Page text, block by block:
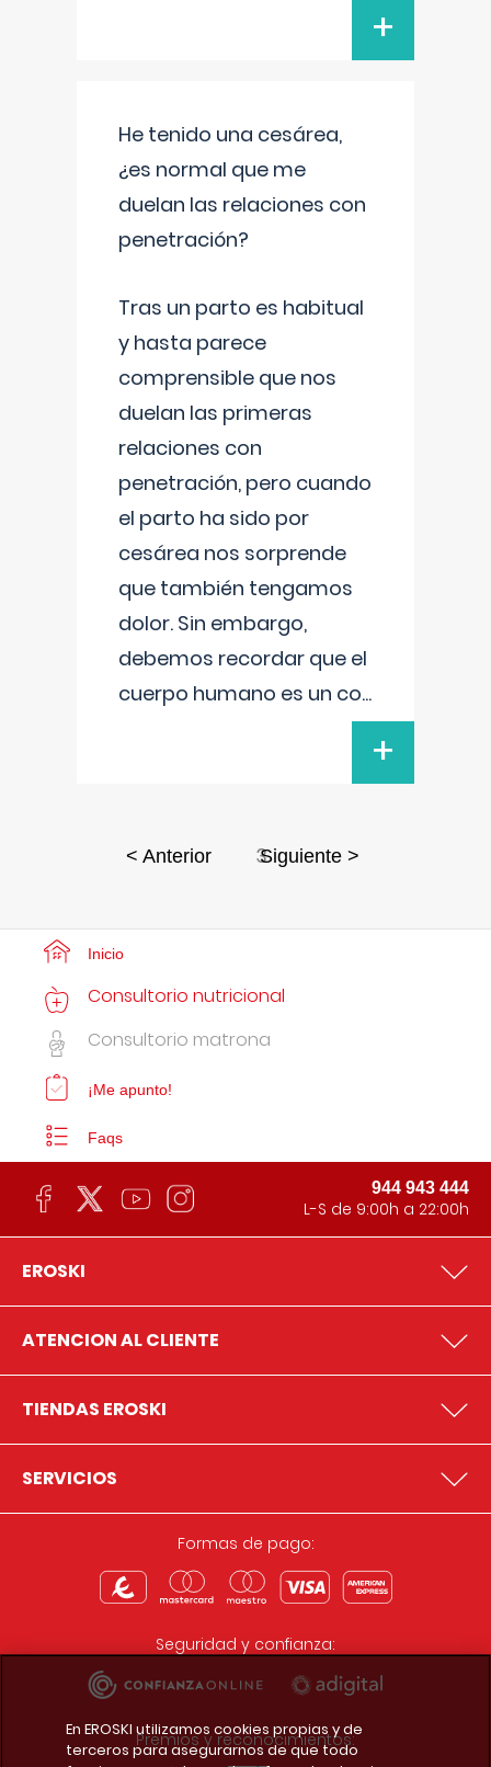
+
He tenido una cesárea,
¿es normal que me
duelan las relaciones con
penetración?
Tras un parto es habitual
y hasta parece
comprensible que nos
duelan las primeras
relaciones con
penetración, pero cuando
el parto ha sido por
cesárea nos sorprende
que también tengamos
dolor. Sin embargo,
debemos recordar que el
cuerpo humano es un co...
+
< Anterior 3Siguiente >
Inicio
Consultorio nutricional
Consultorio matrona
¡Me apunto!
Faqs
944 943 444
L-S de 9:00h a 22:00h
EROSKI
ATENCION AL CLIENTE
TIENDAS EROSKI
SERVICIOS
Formas de pago:
Seguridad y confianza:
Premios y reconocimientos:
En EROSKI utilizamos cookies propias y de
terceros para asegurarnos de que todo